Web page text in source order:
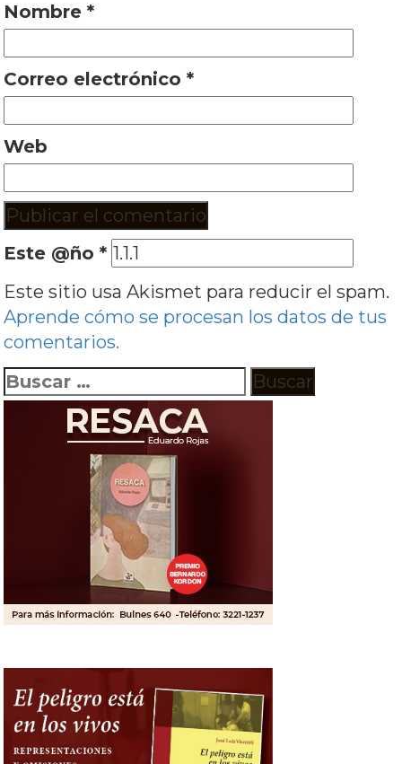
Nombre*
Correo electrónico*
Web
Este @ño*
Este sitio usa Akismet para reducir el spam.
Aprende cómo se procesan los datos de tus
comentarios.
Buscar: